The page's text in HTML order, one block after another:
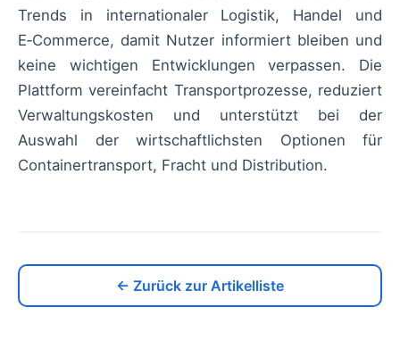
Trends in internationaler Logistik, Handel und
E‑Commerce, damit Nutzer informiert bleiben und
keine wichtigen Entwicklungen verpassen. Die
Plattform vereinfacht Transportprozesse, reduziert
Verwaltungskosten und unterstützt bei der
Auswahl der wirtschaftlichsten Optionen für
Containertransport, Fracht und Distribution.
← Zurück zur Artikelliste